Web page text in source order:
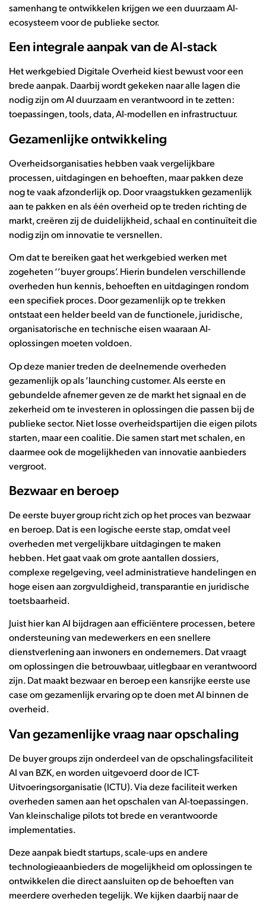
samenhang te ontwikkelen krijgen we een duurzaam AI-
ecosysteem voor de publieke sector.
Een integrale aanpak van de AI-stack
Het werkgebied Digitale Overheid kiest bewust voor een
brede aanpak. Daarbij wordt gekeken naar alle lagen die
nodig zijn om AI duurzaam en verantwoord in te zetten:
toepassingen, tools, data, AI-modellen en infrastructuur.
Gezamenlijke ontwikkeling
Overheidsorganisaties hebben vaak vergelijkbare
processen, uitdagingen en behoeften, maar pakken deze
nog te vaak afzonderlijk op. Door vraagstukken gezamenlijk
aan te pakken en als één overheid op te treden richting de
markt, creëren zij de duidelijkheid, schaal en continuïteit die
nodig zijn om innovatie te versnellen.
Om dat te bereiken gaat het werkgebied werken met
zogeheten ‘’buyer groups’. Hierin bundelen verschillende
overheden hun kennis, behoeften en uitdagingen rondom
een specifiek proces. Door gezamenlijk op te trekken
ontstaat een helder beeld van de functionele, juridische,
organisatorische en technische eisen waaraan AI-
oplossingen moeten voldoen.
Op deze manier treden de deelnemende overheden
gezamenlijk op als ‘launching customer. Als eerste en
gebundelde afnemer geven ze de markt het signaal en de
zekerheid om te investeren in oplossingen die passen bij de
publieke sector. Niet losse overheidspartijen die eigen pilots
starten, maar een coalitie. Die samen start met schalen, en
daarmee ook de mogelijkheden van innovatie aanbieders
vergroot.
Bezwaar en beroep
De eerste buyer group richt zich op het proces van bezwaar
en beroep. Dat is een logische eerste stap, omdat veel
overheden met vergelijkbare uitdagingen te maken
hebben. Het gaat vaak om grote aantallen dossiers,
complexe regelgeving, veel administratieve handelingen en
hoge eisen aan zorgvuldigheid, transparantie en juridische
toetsbaarheid.
Juist hier kan AI bijdragen aan efficiëntere processen, betere
ondersteuning van medewerkers en een snellere
dienstverlening aan inwoners en ondernemers. Dat vraagt
om oplossingen die betrouwbaar, uitlegbaar en verantwoord
zijn. Dat maakt bezwaar en beroep een kansrijke eerste use
case om gezamenlijk ervaring op te doen met AI binnen de
overheid.
Van gezamenlijke vraag naar opschaling
De buyer groups zijn onderdeel van de opschalingsfaciliteit
AI van BZK, en worden uitgevoerd door de ICT-
Uitvoeringsorganisatie (ICTU). Via deze faciliteit werken
overheden samen aan het opschalen van AI-toepassingen.
Van kleinschalige pilots tot brede en verantwoorde
implementaties.
Deze aanpak biedt startups, scale-ups en andere
technologieaanbieders de mogelijkheid om oplossingen te
ontwikkelen die direct aansluiten op de behoeften van
meerdere overheden tegelijk. We kijken daarbij naar de